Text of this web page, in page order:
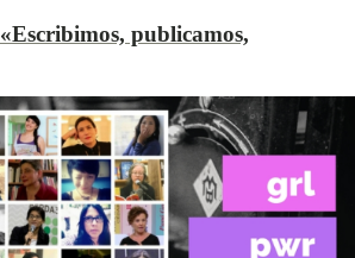
«Escribimos, publicamos,